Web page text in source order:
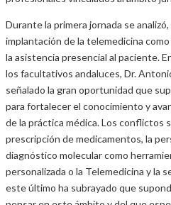
Durante la primera jornada se
implantación de la telemedicina
la asistencia presencial al paciente.
los facultativos andaluces, Dr.
señalado la gran oportunidad que
para fortalecer el conocimiento y
de la práctica médica. Los conflictos
prescripción de medicamentos, la
diagnóstico molecular como
personalizada o la Telemedicina y la
este último ha subrayado que